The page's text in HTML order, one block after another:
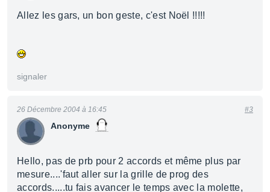
Allez les gars, un bon geste, c'est Noël !!!!!
signaler
Anonyme
26 Décembre 2004 à 16:45 #3
Hello, pas de prb pour 2 accords et même plus par
mesure....'faut aller sur la grille de prog des
accords.....tu fais avancer le temps avec la molette,